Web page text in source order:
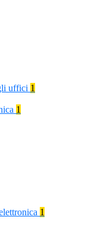
uffici 1
1
1